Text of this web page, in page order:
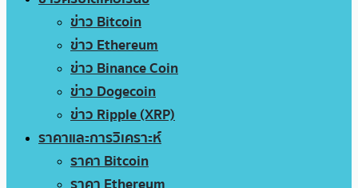
ข่าว Bitcoin
ข่าว Ethereum
ข่าว Binance Coin
ข่าว Dogecoin
ข่าว Ripple (XRP)
ราคาและการวิเคราะห์
ราคา Bitcoin